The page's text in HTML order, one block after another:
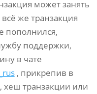
может занять
же транзакция
пополнился,
поддержки,
в чате
, прикрепив в
хеш транзакции или